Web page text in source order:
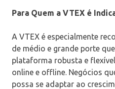
Para Quem a VTEX é
A VTEX é especialmente
de médio e grande porte
plataforma robusta e
online e offline. Negócios
possa se adaptar ao